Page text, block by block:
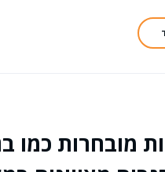
מובחרות כמו